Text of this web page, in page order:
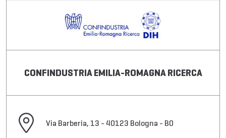
CONFINDUSTRIA EMILIA-ROMAGNA RICERCA
Via Barberia, 13 - 40123 Bologna - BO